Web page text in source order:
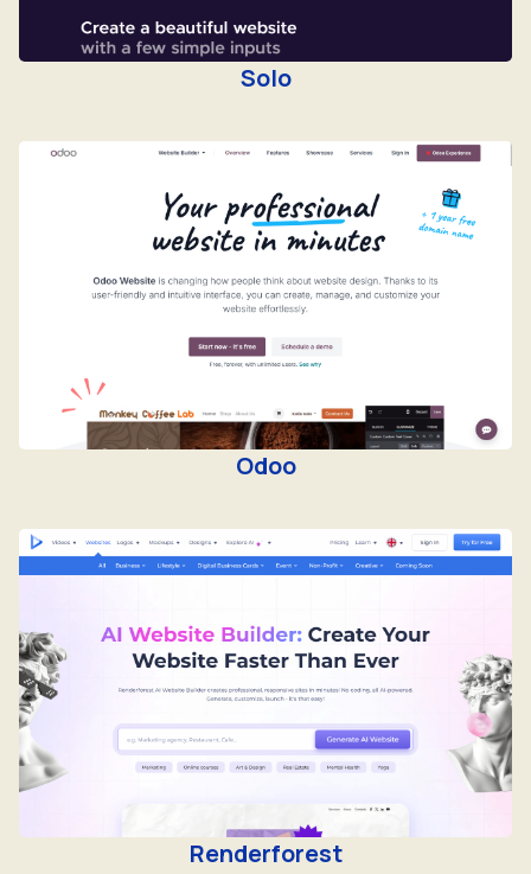
Solo
Odoo
Renderforest